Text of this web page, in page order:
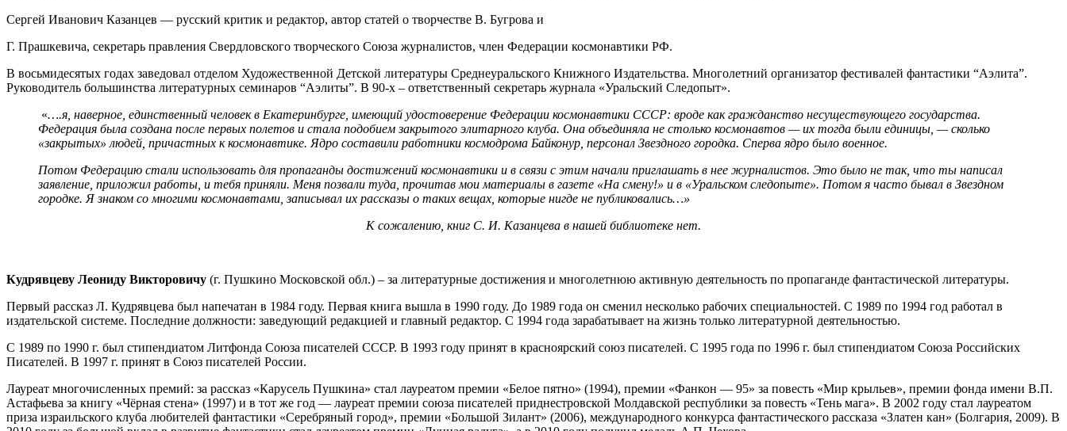
Сергей Иванович Казанцев — русский критик и редактор, автор статей о творчестве В. Бугрова и
Г. Прашкевича, секретарь правления Свердловского творческого Союза журналистов, член Федерации космонавтики РФ.
В восьмидесятых годах заведовал отделом Художественной Детской литературы Среднеуральского Книжного Издательства. Многолетний организатор фестивалей фантастики “Аэлита”.
Руководитель большинства литературных семинаров “Аэлиты”. В 90-х – ответственный секретарь журнала «Уральский Следопыт».
«….я, наверное, единственный человек в Екатеринбурге, имеющий удостоверение Федерации космонавтики СССР: вроде как гражданство несуществующего государства.
Федерация была создана после первых полетов и стала подобием закрытого элитарного клуба. Она объединяла не столько космонавтов — их тогда были единицы, — сколько
«закрытых» людей, причастных к космонавтике. Ядро составили работники космодрома Байконур, персонал Звездного городка. Сперва ядро было военное.
Потом Федерацию стали использовать для пропаганды достижений космонавтики и в связи с этим начали приглашать в нее журналистов. Это было не так, что ты написал
заявление, приложил работы, и тебя приняли. Меня позвали туда, прочитав мои материалы в газете «На смену!» и в «Уральском следопыте». Потом я часто бывал в Звездном
городке. Я знаком со многими космонавтами, записывал их рассказы о таких вещах, которые нигде не публиковались…»
К сожалению, книг С. И. Казанцева в нашей библиотеке нет.
Кудрявцеву Леониду Викторовичу (г. Пушкино Московской обл.) – за литературные достижения и многолетнюю активную деятельность по пропаганде фантастической литературы.
Первый рассказ Л. Кудрявцева был напечатан в 1984 году. Первая книга вышла в 1990 году. До 1989 года он сменил несколько рабочих специальностей. С 1989 по 1994 год работал в
издательской системе. Последние должности: заведующий редакцией и главный редактор. С 1994 года зарабатывает на жизнь только литературной деятельностью.
С 1989 по 1990 г. был стипендиатом Литфонда Союза писателей СССР. В 1993 году принят в красноярский союз писателей. С 1995 года по 1996 г. был стипендиатом Союза Российских
Писателей. В 1997 г. принят в Союз писателей России.
Лауреат многочисленных премий: за рассказ «Карусель Пушкина» стал лауреатом премии «Белое пятно» (1994), премии «Фанкон — 95» за повесть «Мир крыльев», премии фонда имени В.П.
Астафьева за книгу «Чёрная стена» (1997) и в тот же год — лауреат премии союза писателей приднестровской Молдавской республики за повесть «Тень мага». В 2002 году стал лауреатом
приза израильского клуба любителей фантастики «Серебряный город», премии «Большой Зилант» (2006), международного конкурса фантастического рассказа «Златен кан» (Болгария, 2009). В